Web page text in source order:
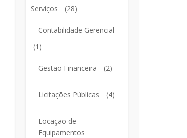
Serviços (28)
Contabilidade Gerencial
(1)
Gestão Financeira (2)
Licitações Públicas (4)
Locação de
Equipamentos